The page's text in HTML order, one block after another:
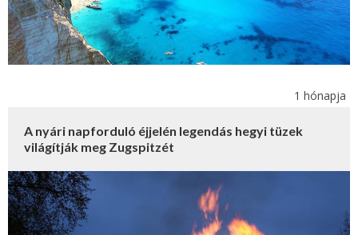
1 hónapja
A nyári napforduló éjjelén legendás hegyi tüzek
világítják meg Zugspitzét